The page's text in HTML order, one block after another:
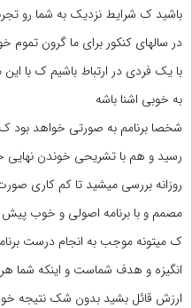
باشید ک شرایط نزدیک به شما رو
در سالهای کنکور برای ما گرون
با یک فردی در ارتباط باشیم ک با
به خوبی اشنا باشه
شخصا برنامم به صورتی خواهد بود
رسید و هم با تشریحی خوندن
روزانه بررسی میشید تا کم کاری
مصمم و با برنامه اصولی و خوب
ک میتونه موجب به انجام درست
انگیزه و هدف شماست و اینکه شما
ارزش قائل بشید بدون شک نتیجه